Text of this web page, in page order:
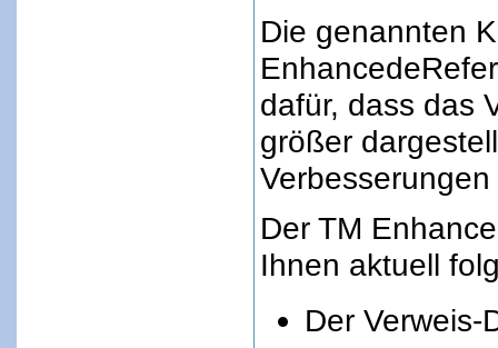
Die genannten
dafür, dass das
größer
Der TM
Ihnen aktuell
Der Verweis-